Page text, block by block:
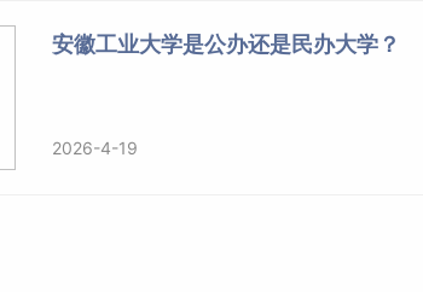
安徽工业大学是公办还是民办大学？
2026-4-19